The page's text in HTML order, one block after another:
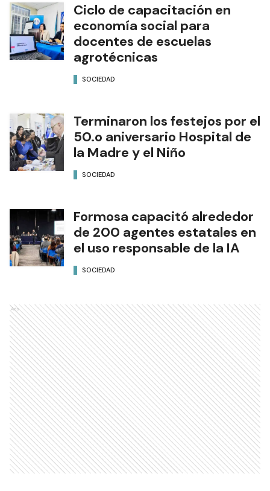
Ciclo de capacitación en
economía social para
docentes de escuelas
agrotécnicas
SOCIEDAD
Terminaron los festejos por el
50.o aniversario Hospital de
la Madre y el Niño
SOCIEDAD
Formosa capacitó alrededor
de 200 agentes estatales en
el uso responsable de la IA
SOCIEDAD
Ads